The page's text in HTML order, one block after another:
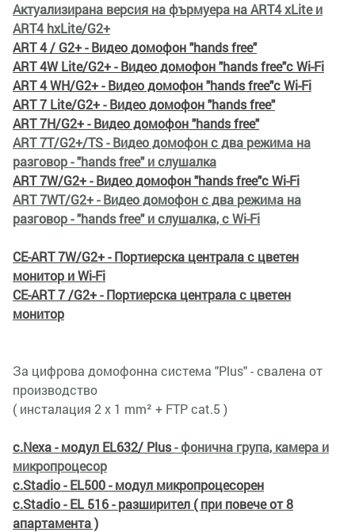
Актуализирана версия на фърмуера на ART4 xLite и
ART4 hxLite/G2+
ART 4 / G2+ - Видео домофон "hands free"
ART 4W Lite/G2+ - Видео домофон "hands free"с Wi-Fi
ART 4 WH/G2+ - Видео домофон "hands free"с Wi-Fi
ART 7 Lite/G2+ - Видео домофон "hands free"
ART 7H/G2+ - Видео домофон "hands free"
ART 7T/G2+/TS - Видео домофон с два режима на
разговор - "hands free" и слушалка
ART 7W/G2+ - Видео домофон "hands free"с Wi-Fi
ART 7WT/G2+ - Видео домофон с два режима на
разговор - "hands free" и слушалка, с Wi-Fi
CE-ART 7W/G2+ - Портиерска централа с цветен
монитор и Wi-Fi
CE-ART 7 /G2+ - Портиерска централа с цветен
монитор
За цифрова домофонна система "Plus" - свалена от
производство
( инсталация 2 х 1 mm² + FTP cat.5 )
с.Nexa - модул EL632/ Plus- фонична група, камера и
микропроцесор
с.Stadio - EL500 - модул микропроцесорен
с.Stadio - EL 516 - разширител ( при повече от 8
апартамента )